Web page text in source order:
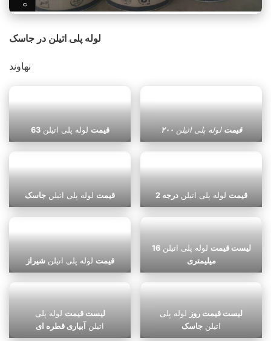
لوله پلی اتیلن در جاسک
نهاوند
قیمت لوله پلی اتیلن63 قیمت لوله پلی اتیلن ۲۰۰
قیمت لوله پلی اتیلن جاسک قیمت لوله پلی اتیلندرجه 2
قیمت لوله پلی اتیلنشیراز
لیست قیمت لوله پلی اتیلن16
میلیمتری
لیست قیمت لوله پلی
اتیلن
آبیاری قطره ای
لیست قیمت روز
لوله پلی
اتیلن جاسک